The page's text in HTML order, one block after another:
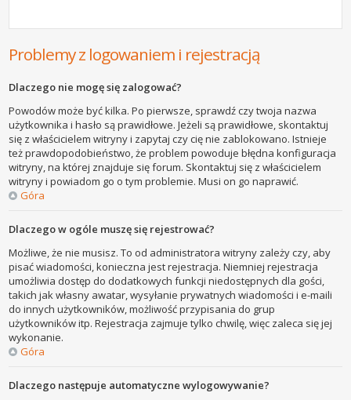
Problemy z logowaniem i rejestracją
Dlaczego nie mogę się zalogować?
Powodów może być kilka. Po pierwsze, sprawdź czy twoja nazwa
użytkownika i hasło są prawidłowe. Jeżeli są prawidłowe, skontaktuj
się z właścicielem witryny i zapytaj czy cię nie zablokowano. Istnieje
też prawdopodobieństwo, że problem powoduje błędna konfiguracja
witryny, na której znajduje się forum. Skontaktuj się z właścicielem
witryny i powiadom go o tym problemie. Musi on go naprawić.
Góra
Dlaczego w ogóle muszę się rejestrować?
Możliwe, że nie musisz. To od administratora witryny zależy czy, aby
pisać wiadomości, konieczna jest rejestracja. Niemniej rejestracja
umożliwia dostęp do dodatkowych funkcji niedostępnych dla gości,
takich jak własny awatar, wysyłanie prywatnych wiadomości i e-maili
do innych użytkowników, możliwość przypisania do grup
użytkowników itp. Rejestracja zajmuje tylko chwilę, więc zaleca się jej
wykonanie.
Góra
Dlaczego następuje automatyczne wylogowywanie?